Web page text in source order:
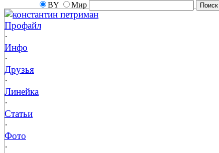
BY Мир
константин петриман
Профайл
·
Инфо
·
Друзья
·
Линейка
·
Статьи
·
Фото
·